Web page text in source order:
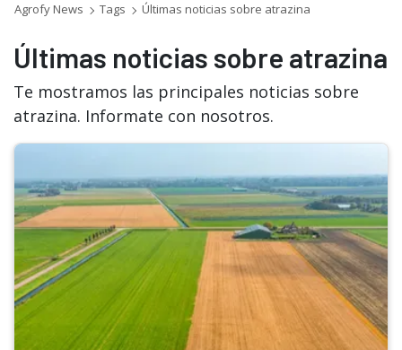
Agrofy News Tags Últimas noticias sobre atrazina
Últimas noticias sobre atrazina
Te mostramos las principales noticias sobre
atrazina. Informate con nosotros.